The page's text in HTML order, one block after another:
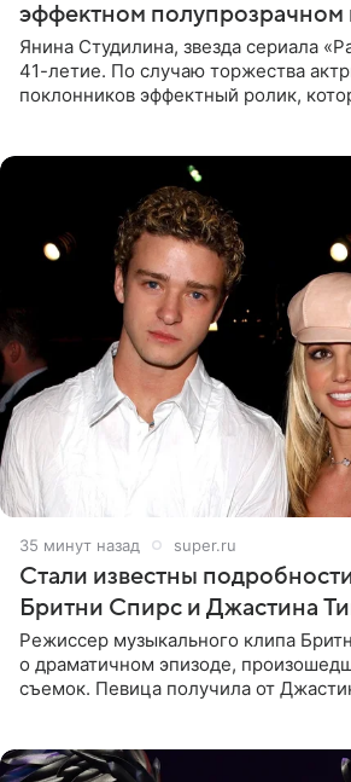
эффектном полупрозрачном
Янина Студилина, звезда сериала
41-летие. По случаю торжества
поклонников эффектный ролик,
35 минут назад super.ru
Стали известны
Бритни Спирс и Джастина
Режиссер музыкального клипа
о драматичном эпизоде,
съемок. Певица получила от